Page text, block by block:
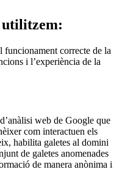
utilitzem:
funcionament correcte de la
i l’experiència de la
web de Google que
com interactuen els
habilita galetes al domini
de galetes anomenades
de manera anònima i